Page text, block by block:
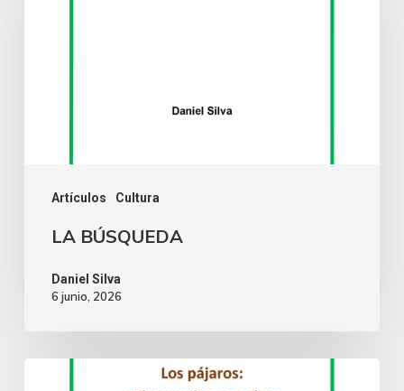
Artículos Cultura
LA BÚSQUEDA
Daniel Silva
6 junio, 2026